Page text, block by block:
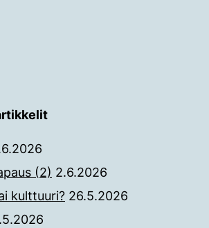
(2) 2.6.2026
kulttuuri? 26.5.2026